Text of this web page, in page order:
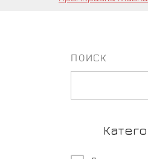
ПОИСК